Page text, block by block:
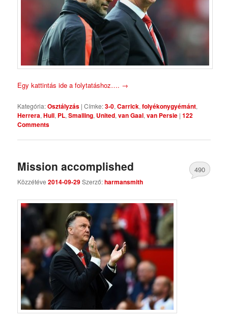
Egy kattintás ide a folytatáshoz…. →
Kategória:Osztályzás |Címke:3-0,Carrick,folyékonygyémánt,
Herrera,Hull, PL,Smalling, United,van Gaal,van Persie |122
Comments
Mission accomplished
Közzétéve2014-09-29Szerző:harmansmith
490